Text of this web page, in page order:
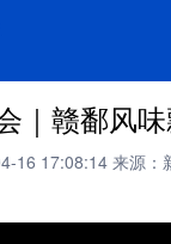
｜赣鄱风
16 17:08:14 来源：